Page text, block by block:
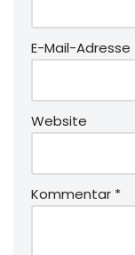
E-Mail-Adresse
Website
Kommentar *